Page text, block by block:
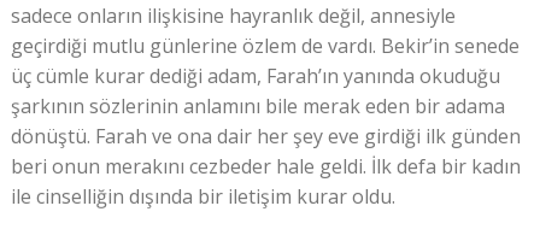
sadece onların ilişkisine hayranlık değil, annesiyle
geçirdiği mutlu günlerine özlem de vardı. Bekir’in senede
üç cümle kurar dediği adam, Farah’ın yanında okuduğu
şarkının sözlerinin anlamını bile merak eden bir adama
dönüştü. Farah ve ona dair her şey eve girdiği ilk günden
beri onun merakını cezbeder hale geldi. İlk defa bir kadın
ile cinselliğin dışında bir iletişim kurar oldu.